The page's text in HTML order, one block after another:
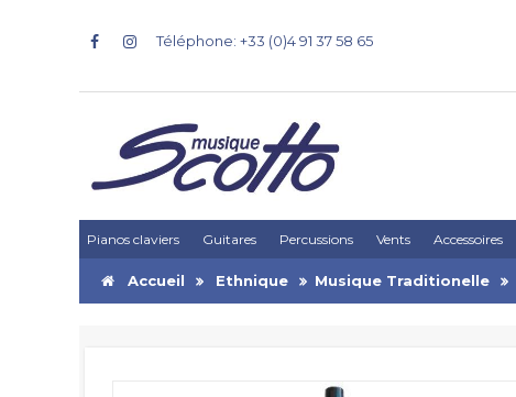
Téléphone: +33 (0)4 91 37 58 65
Pianos claviers Guitares Percussions Vents Accessoires
Accueil Ethnique Musique Traditionelle